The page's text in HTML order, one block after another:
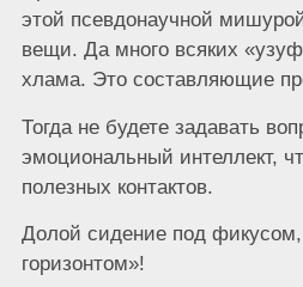
этой псевдонаучной
вещи. Да много всяких
хлама. Это составляющие
Тогда не будете задавать
эмоциональный интеллект,
полезных контактов.
Долой сидение под
горизонтом»!